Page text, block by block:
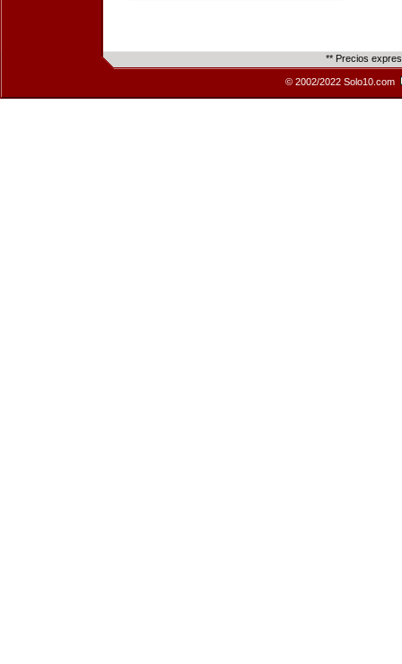
** Precios
© 2002/2022 Solo10.com